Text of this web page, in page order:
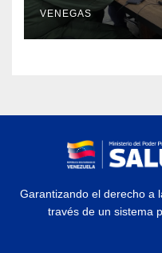
VENEGAS
Garantizando el derecho a
través de un sistema